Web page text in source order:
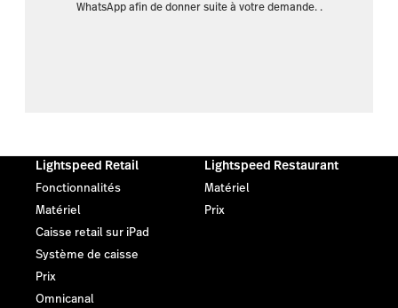
WhatsApp afin de donner suite à votre demande. .
Lightspeed Retail
Fonctionnalités
Matériel
Caisse retail sur iPad
Système de caisse
Prix
Omnicanal
Lightspeed Restaurant
Matériel
Prix